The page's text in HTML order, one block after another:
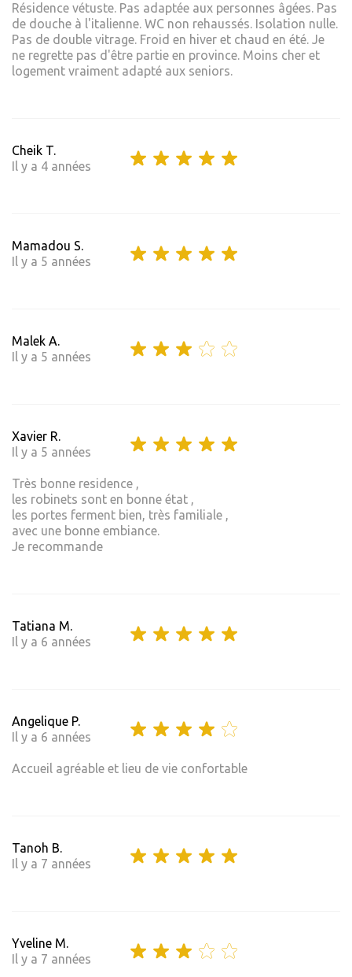
Résidence vétuste. Pas adaptée aux personnes âgées. Pas
de douche à l'italienne. WC non rehaussés. Isolation nulle.
Pas de double vitrage. Froid en hiver et chaud en été. Je
ne regrette pas d'être partie en province. Moins cher et
logement vraiment adapté aux seniors.
Cheik T.
Il y a 4 années
Mamadou S.
Il y a 5 années
Malek A.
Il y a 5 années
Xavier R.
Il y a 5 années
Très bonne residence ,
les robinets sont en bonne état ,
les portes ferment bien, très familiale ,
avec une bonne embiance.
Je recommande
Tatiana M.
Il y a 6 années
Angelique P.
Il y a 6 années
Accueil agréable et lieu de vie confortable
Tanoh B.
Il y a 7 années
Yveline M.
Il y a 7 années